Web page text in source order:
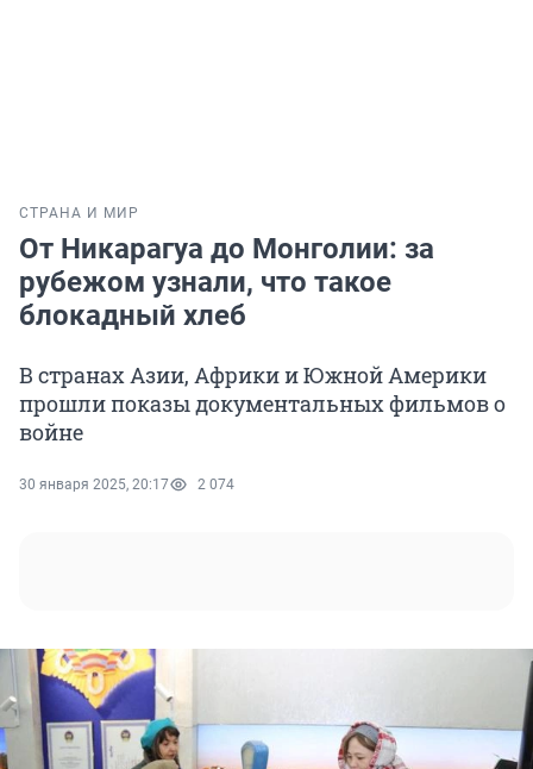
СТРАНА И МИР
От Никарагуа до Монголии: за
рубежом узнали, что такое
блокадный хлеб
В странах Азии, Африки и Южной Америки
прошли показы документальных фильмов о
войне
30 января 2025, 20:17 2 074